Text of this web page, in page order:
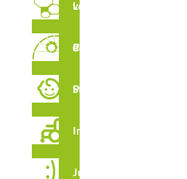
Labyrinthes verticaux
Parcour de Cordes
Stimulation Précoce
Integration
Juga